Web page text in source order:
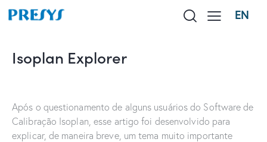
EN
Isoplan Explorer
Após o questionamento de alguns usuários do Software de
Calibração Isoplan, esse artigo foi desenvolvido para
explicar, de maneira breve, um tema muito importante